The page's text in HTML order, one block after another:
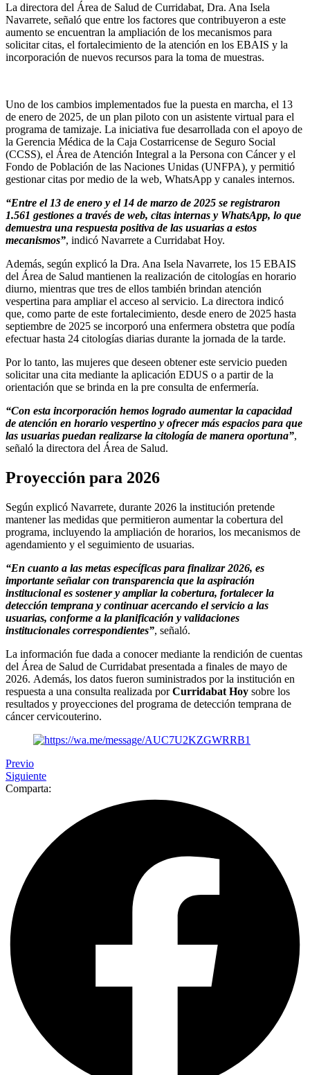
La directora del Área de Salud de Curridabat, Dra. Ana Isela
Navarrete, señaló que entre los factores que contribuyeron a este
aumento se encuentran la ampliación de los mecanismos para
solicitar citas, el fortalecimiento de la atención en los EBAIS y la
incorporación de nuevos recursos para la toma de muestras.
Uno de los cambios implementados fue la puesta en marcha, el 13
de enero de 2025, de un plan piloto con un asistente virtual para el
programa de tamizaje. La iniciativa fue desarrollada con el apoyo de
la Gerencia Médica de la Caja Costarricense de Seguro Social
(CCSS), el Área de Atención Integral a la Persona con Cáncer y el
Fondo de Población de las Naciones Unidas (UNFPA), y permitió
gestionar citas por medio de la web, WhatsApp y canales internos.
“Entre el 13 de enero y el 14 de marzo de 2025 se registraron
1.561 gestiones a través de web, citas internas y WhatsApp, lo que
demuestra una respuesta positiva de las usuarias a estos
mecanismos”, indicó Navarrete a Curridabat Hoy.
Además, según explicó la Dra. Ana Isela Navarrete, los 15 EBAIS
del Área de Salud mantienen la realización de citologías en horario
diurno, mientras que tres de ellos también brindan atención
vespertina para ampliar el acceso al servicio. La directora indicó
que, como parte de este fortalecimiento, desde enero de 2025 hasta
septiembre de 2025 se incorporó una enfermera obstetra que podía
efectuar hasta 24 citologías diarias durante la jornada de la tarde.
Por lo tanto, las mujeres que deseen obtener este servicio pueden
solicitar una cita mediante la aplicación EDUS o a partir de la
orientación que se brinda en la pre consulta de enfermería.
“Con esta incorporación hemos logrado aumentar la capacidad
de atención en horario vespertino y ofrecer más espacios para que
las usuarias puedan realizarse la citología de manera oportuna”,
señaló la directora del Área de Salud.
Proyección para 2026
Según explicó Navarrete, durante 2026 la institución pretende
mantener las medidas que permitieron aumentar la cobertura del
programa, incluyendo la ampliación de horarios, los mecanismos de
agendamiento y el seguimiento de usuarias.
“En cuanto a las metas específicas para finalizar 2026, es
importante señalar con transparencia que la aspiración
institucional es sostener y ampliar la cobertura, fortalecer la
detección temprana y continuar acercando el servicio a las
usuarias, conforme a la planificación y validaciones
institucionales correspondientes”, señaló.
La información fue dada a conocer mediante la rendición de cuentas
del Área de Salud de Curridabat presentada a finales de mayo de
2026. Además, los datos fueron suministrados por la institución en
respuesta a una consulta realizada porCurridabat Hoy sobre los
resultados y proyecciones del programa de detección temprana de
cáncer cervicouterino.
Previo
Siguiente
Comparta: